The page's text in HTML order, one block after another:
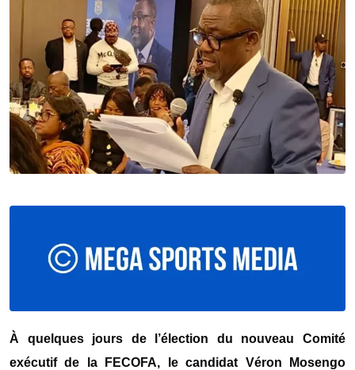
À quelques jours de l’élection du nouveau Comité
exécutif de la
FECOFA, le candidat Véron Mosengo